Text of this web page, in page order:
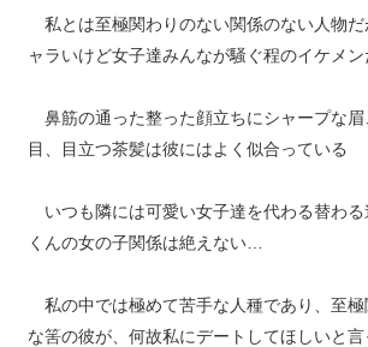
私とは至極関わりのない関係のない人物だ
ャラいけど女子達みんなが騒ぐ程のイケメン
鼻筋の通った整った顔立ちにシャープな眉
目、目立つ茶髪は彼にはよく似合っている
いつも隣には可愛い女子達を代わる替わる
くんの女の子関係は絶えない…
私の中では極めて苦手な人種であり、至極
な筈の彼が、何故私にデートしてほしいと